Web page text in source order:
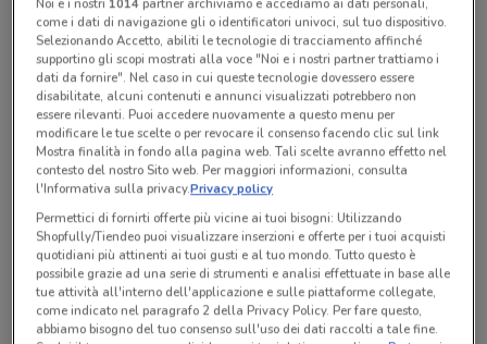
Ci dispiace, al momento non abbiamo pubblicato
volantini nella tua zona. Riprova più tardi.
Noi e i nostri 1014partner archiviamo e accediamo ai dati personali,
come i dati di navigazione gli o identificatori univoci, sul tuo dispositivo.
Selezionando Accetto, abiliti le tecnologie di tracciamento affinché
supportino gli scopi mostrati alla voce "Noi e i nostri partner trattiamo i
dati da fornire". Nel caso in cui queste tecnologie dovessero essere
disabilitate, alcuni contenuti e annunci visualizzati potrebbero non
essere rilevanti. Puoi accedere nuovamente a questo menu per
modificare le tue scelte o per revocare il consenso facendo clic sul link
Mostra finalità in fondo alla pagina web. Tali scelte avranno effetto nel
contesto del nostro Sito web. Per maggiori informazioni, consulta
l'Informativa sulla privacy.Privacy policy
Permettici di fornirti offerte più vicine ai tuoi bisogni: Utilizzando
Shopfully/Tiendeo puoi visualizzare inserzioni e offerte per i tuoi acquisti
quotidiani più attinenti ai tuoi gusti e al tuo mondo. Tutto questo è
possibile grazie ad una serie di strumenti e analisi effettuate in base alle
tue attività all'interno dell'applicazione e sulle piattaforme collegate,
come indicato nel paragrafo 2 della Privacy Policy. Per fare questo,
abbiamo bisogno del tuo consenso sull'uso dei dati raccolti a tale fine.